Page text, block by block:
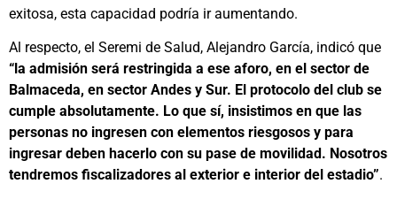
exitosa, esta capacidad podría ir aumentando.
Al respecto, el Seremi de Salud, Alejandro García, indicó que
“la admisión será restringida a ese aforo, en el sector de
Balmaceda, en sector Andes y Sur. El protocolo del club se
cumple absolutamente. Lo que sí, insistimos en que las
personas no ingresen con elementos riesgosos y para
ingresar deben hacerlo con su pase de movilidad. Nosotros
tendremos fiscalizadores al exterior e interior del estadio”.